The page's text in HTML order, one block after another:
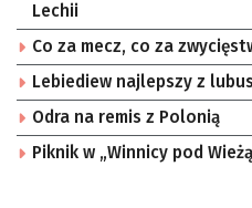
Lechii
Co za mecz, co za
Lebiediew najlepszy z
Odra na remis z Polonią
Piknik w „Winnicy pod